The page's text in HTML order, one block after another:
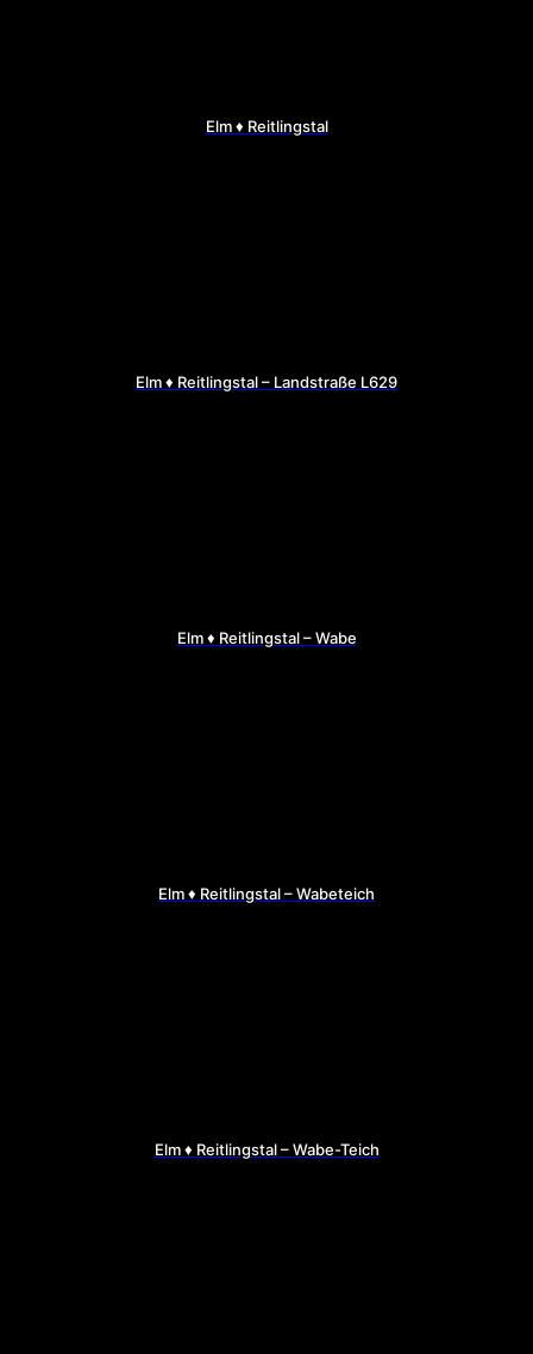
Elm ♦ Reitlingstal
Elm ♦ Reitlingstal – Landstraße L629
Elm ♦ Reitlingstal – Wabe
Elm ♦ Reitlingstal – Wabeteich
Elm ♦ Reitlingstal – Wabe-Teich